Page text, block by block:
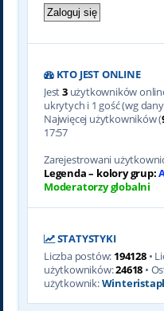
KTO JEST ONLINE
Jest3użytkowników
ukrytych i 1 gość (wg
Najwięcej użytkowników (
17:57
Zarejestrowani
Legenda – kolory grup:
Moderatorzy globalni
STATYSTYKI
Liczba postów: 194128•
użytkowników:24618 •
użytkownik: